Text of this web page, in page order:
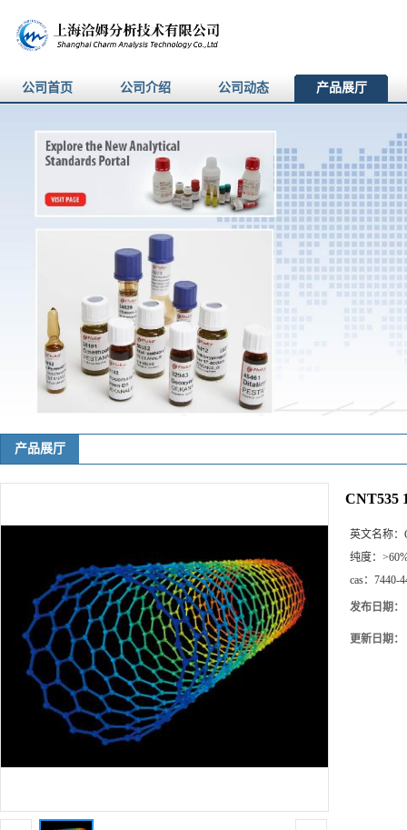
公司首页 公司介绍 公司动态 产品展厅
产品展厅
CNT535
英文名称：
纯度：
cas： 7440-
发布日期：
更新日期：